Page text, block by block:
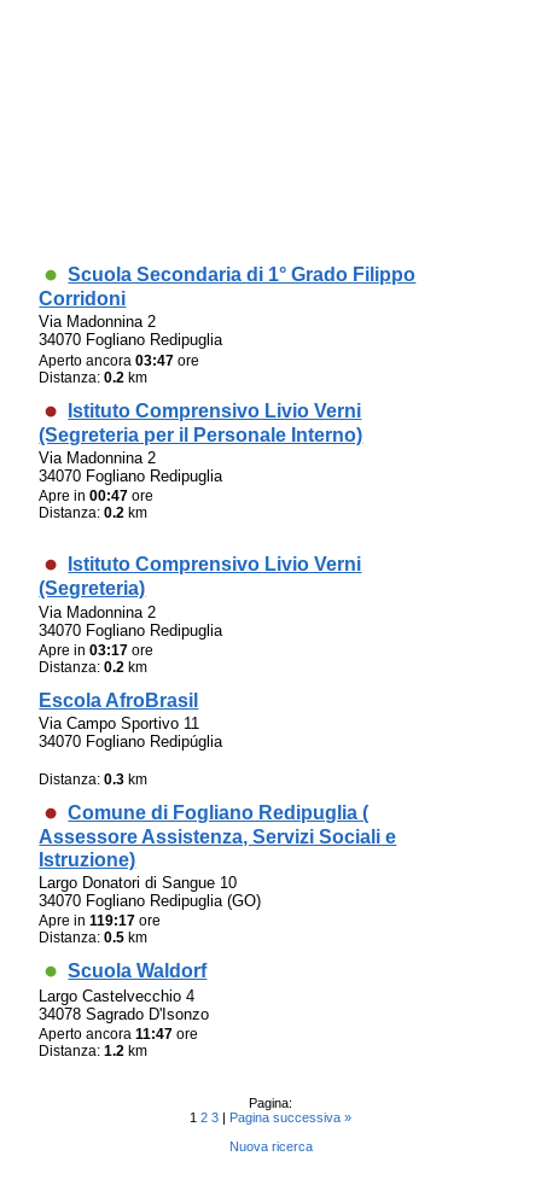
Scuola Secondaria di 1° Grado Filippo
Corridoni
Via Madonnina 2
34070 Fogliano Redipuglia
Aperto ancora03:47 ore
Distanza:0.2 km
Istituto Comprensivo Livio Verni
(Segreteria per il Personale Interno)
Via Madonnina 2
34070 Fogliano Redipuglia
Apre in00:47 ore
Distanza:0.2 km
Istituto Comprensivo Livio Verni
(Segreteria)
Via Madonnina 2
34070 Fogliano Redipuglia
Apre in03:17 ore
Distanza:0.2 km
Escola AfroBrasil
Via Campo Sportivo 11
34070 Fogliano Redipúglia
Distanza:0.3 km
Comune di Fogliano Redipuglia (
Assessore Assistenza, Servizi Sociali e
Istruzione)
Largo Donatori di Sangue 10
34070 Fogliano Redipuglia (GO)
Apre in119:17 ore
Distanza:0.5 km
Scuola Waldorf
Largo Castelvecchio 4
34078 Sagrado D'Isonzo
Aperto ancora11:47 ore
Distanza:1.2 km
Pagina:
1 2 3 | Pagina successiva »
Nuova ricerca